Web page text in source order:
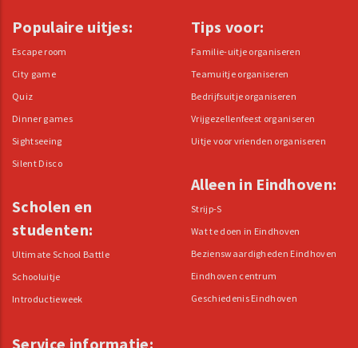
Populaire uitjes:
Escape room
City game
Quiz
Dinner games
Sightseeing
Silent Disco
Scholen en
studenten:
Ultimate School Battle
Schooluitje
Introductieweek
Tips voor:
Familie-uitje organiseren
Teamuitje organiseren
Bedrijfsuitje organiseren
Vrijgezellenfeest organiseren
Uitje voor vrienden organiseren
Alleen in Eindhoven:
Strijp-S
Wat te doen in Eindhoven
Bezienswaardigheden Eindhoven
Eindhoven centrum
Geschiedenis Eindhoven
Service informatie: